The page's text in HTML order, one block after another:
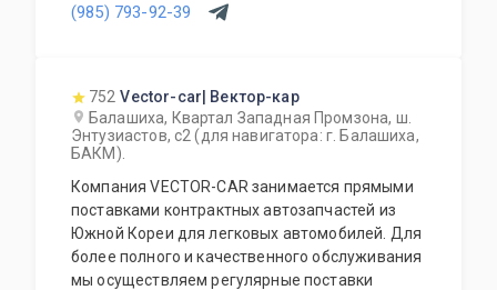
(985) 793-92-39
752 Vector-car| Вектор-кар
Балашиха, Квартал Западная Промзона, ш.
Энтузиастов, с2 (для навигатора: г. Балашиха,
БАКМ).
Компания VECTOR-CAR занимается прямыми
поставками контрактных автозапчастей из
Южной Кореи для легковых автомобилей. Для
более полного и качественного обслуживания
мы осуществляем регулярные поставки